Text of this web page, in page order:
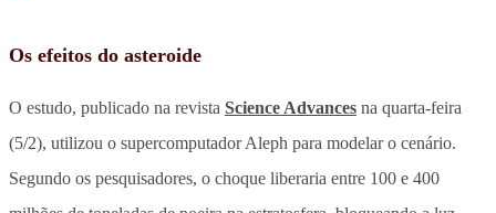
Os efeitos do asteroide
O estudo, publicado na revista Science Advances na quarta-feira
(5/2), utilizou o supercomputador Aleph para modelar o cenário.
Segundo os pesquisadores, o choque liberaria entre 100 e 400